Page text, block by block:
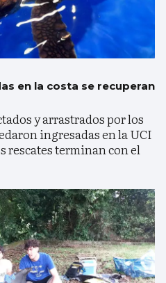
en la costa se recuperan
y arrastrados por los
ingresadas en la UCI
rescates terminan con el